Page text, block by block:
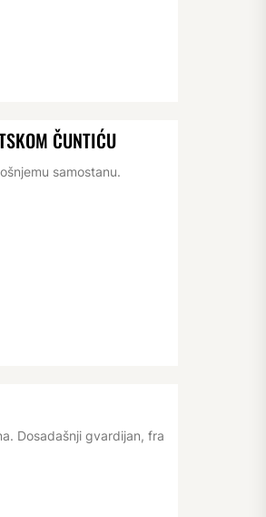
ČUNTIĆU
samostanu.
Dosadašnji gvardijan, fra